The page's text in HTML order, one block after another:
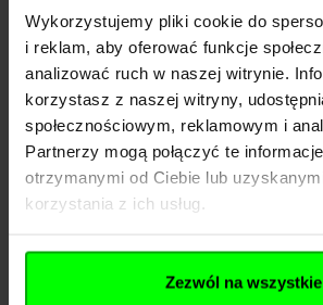
Wykorzystujemy pliki cookie do
i reklam, aby oferować funkcje
analizować ruch w naszej witrynie.
korzystasz z naszej witryny,
społecznościowym, reklamowym i
Partnerzy mogą połączyć te
otrzymanymi od Ciebie lub
korzystania z ich usług.
Zezwól na wszystkie
Miasto
Wrocław
E-mail
Importer
SK
Polska